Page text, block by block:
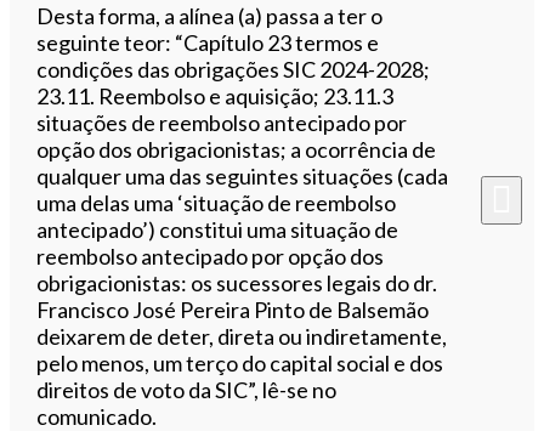
Desta forma, a alínea (a) passa a ter o
seguinte teor: “Capítulo 23 termos e
condições das obrigações SIC 2024-2028;
23.11. Reembolso e aquisição; 23.11.3
situações de reembolso antecipado por
opção dos obrigacionistas; a ocorrência de
qualquer uma das seguintes situações (cada
uma delas uma ‘situação de reembolso
antecipado’) constitui uma situação de
reembolso antecipado por opção dos
obrigacionistas: os sucessores legais do dr.
Francisco José Pereira Pinto de Balsemão
deixarem de deter, direta ou indiretamente,
pelo menos, um terço do capital social e dos
direitos de voto da SIC”, lê-se no
comunicado.